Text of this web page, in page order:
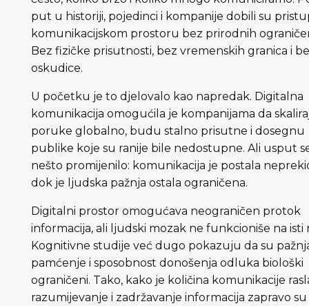
put u historiji, pojedinci i kompanije dobili su
komunikacijskom prostoru bez prirodnih
Bez fizičke prisutnosti, bez vremenskih granica i
oskudice.
U početku je to djelovalo kao napredak. Digitalna
komunikacija omogućila je kompanijama da
poruke globalno, budu stalno prisutne i dosegnu
publike koje su ranije bile nedostupne. Ali usput
nešto promijenilo: komunikacija je postala
dok je ljudska pažnja ostala ograničena.
Digitalni prostor omogućava neograničen protok
informacija, ali ljudski mozak ne funkcioniše na isti
Kognitivne studije već dugo pokazuju da su
pamćenje i sposobnost donošenja odluka biološki
ograničeni. Tako, kako je količina komunikacije
razumijevanje i zadržavanje informacija zapravo su